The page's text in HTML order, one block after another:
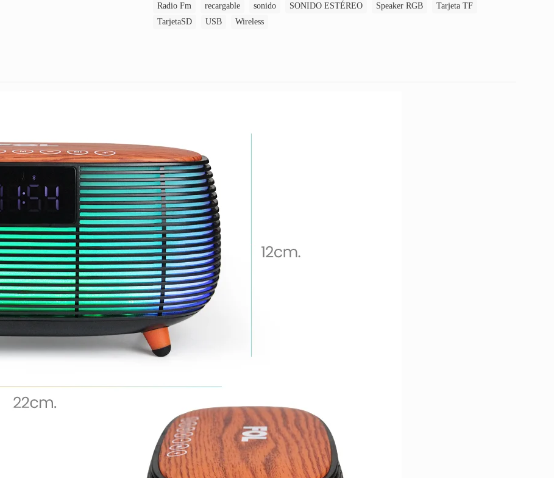
Radio Fm
recargable sonido SONIDO ESTÉREO Speaker RGB
Tarjeta TF
TarjetaSD
USB Wireless